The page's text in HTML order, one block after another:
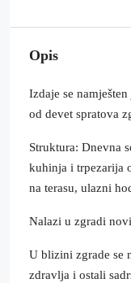
Opis
Izdaje se
od devet spratova
Struktura: Dnevna
kuhinja i trpezarija
na terasu, ulazni
Nalazi u zgradi
U blizini zgrade se
zdravlja i ostali